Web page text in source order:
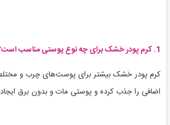
1. کرم پودر خشک برای چه نوع پوستی مناسب است؟
کرم پودر خشک بیشتر برای پوست‌های چرب و
اضافی را جذب کرده و پوستی مات و بدون برق